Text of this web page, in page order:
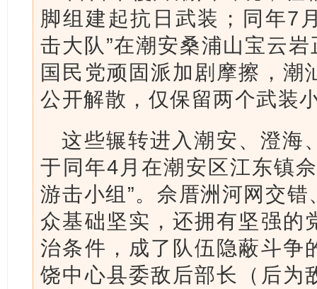
脚组建起抗日武装；同年7
击大队”在潮安桑浦山宝云
国民党顽固派加剧摩擦，潮
公开解散，仅保留两个武装
这些辗转进入潮安、澄海
于同年4月在潮安区江东镇
游击小组”。佘厝洲河网交
众基础坚实，还拥有坚强的
治条件，成了队伍隐蔽斗争
饶中心县委敌后部长（后为